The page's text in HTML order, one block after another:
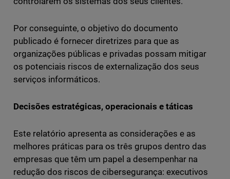
Por conseguinte, o objetivo do documento
publicado é fornecer diretrizes para que as
organizações públicas e privadas possam mitigar
os potenciais riscos de externalização dos seus
serviços informáticos.
Decisões estratégicas, operacionais e táticas
Este relatório apresenta as considerações e as
melhores práticas para os três grupos dentro das
empresas que têm um papel a desempenhar na
redução dos riscos de cibersegurança: executivos